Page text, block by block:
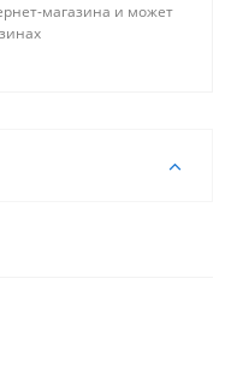
магазина и может